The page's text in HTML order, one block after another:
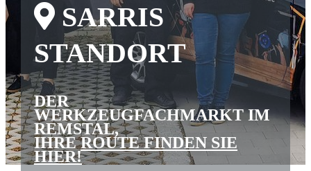
SARRIS
STANDORT
DER
WERKZEUGFACHMARKT IM
REMSTAL,
IHREROUTE FINDEN SIE
HIER!